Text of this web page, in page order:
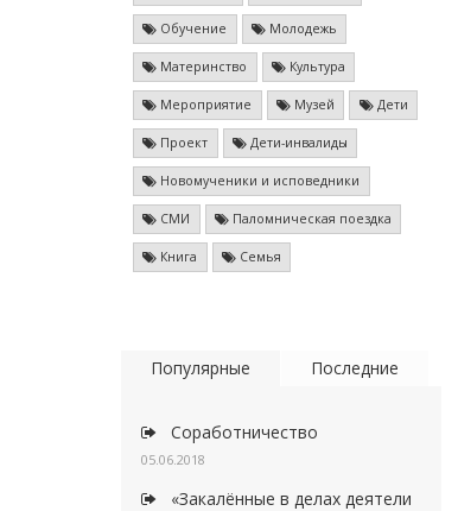
Обучение Молодежь
Материнство Культура
Мероприятие Музей Дети
Проект Дети-инвалиды
Новомученики и исповедники
СМИ Паломническая поездка
Книга Семья
Популярные Последние
Соработничество
05.06.2018
«Закалённые в делах деятели